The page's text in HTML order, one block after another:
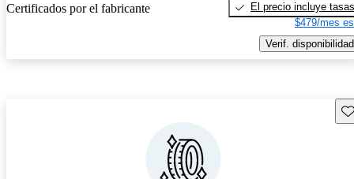
Certificados por el fabricante
El precio incluye tasas
$479/mes
Verif. disponibilidad